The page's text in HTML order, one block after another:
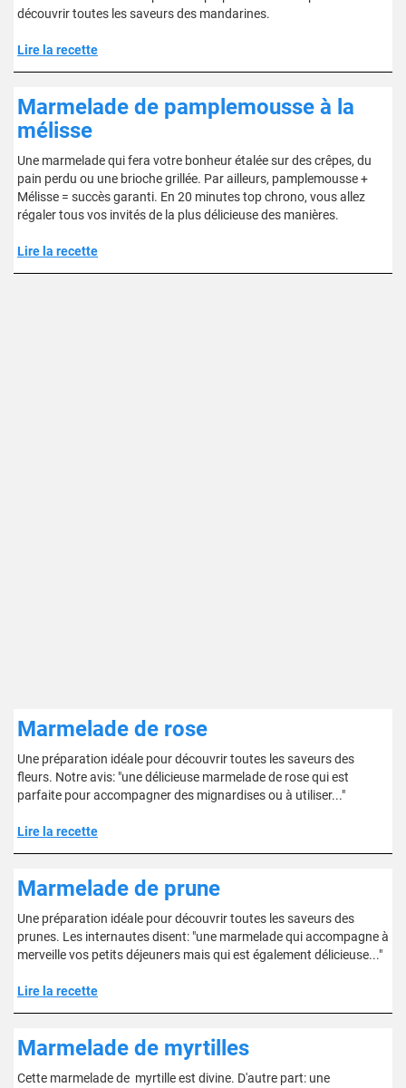
découvrir toutes les saveurs des mandarines.
Lire la recette
Marmelade de pamplemousse à la
mélisse
Une marmelade qui fera votre bonheur étalée sur des crêpes, du
pain perdu ou une brioche grillée. Par ailleurs, pamplemousse +
Mélisse = succès garanti. En 20 minutes top chrono, vous allez
régaler tous vos invités de la plus délicieuse des manières.
Lire la recette
Marmelade de rose
Une préparation idéale pour découvrir toutes les saveurs des
fleurs. Notre avis: "une délicieuse marmelade de rose qui est
parfaite pour accompagner des mignardises ou à utiliser..."
Lire la recette
Marmelade de prune
Une préparation idéale pour découvrir toutes les saveurs des
prunes. Les internautes disent: "une marmelade qui accompagne à
merveille vos petits déjeuners mais qui est également délicieuse..."
Lire la recette
Marmelade de myrtilles
Cette marmelade de myrtille est divine. D'autre part: une